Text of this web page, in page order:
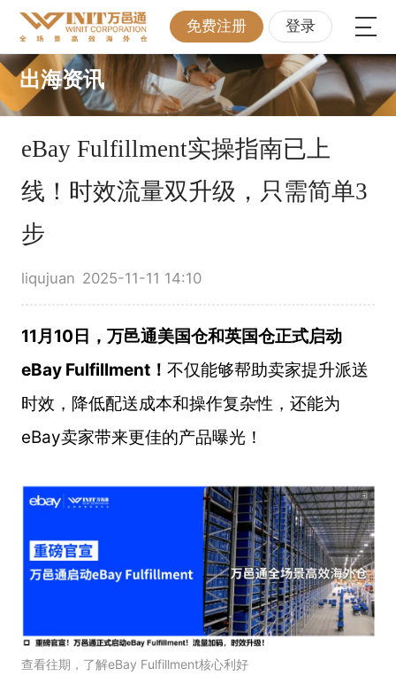
免费注册 登录
出海资讯
eBay Fulfillment实操指南已上
线！时效流量双升级，只需简单3
步
liqujuan 2025-11-11 14:10
11月10日，万邑通美国仓和英国仓正式启动
eBay Fulfillment！ 不仅能够帮助卖家提升派送
时效，降低配送成本和操作复杂性，还能为
eBay卖家带来更佳的产品曝光！
查看往期，了解eBay Fulfillment核心利好